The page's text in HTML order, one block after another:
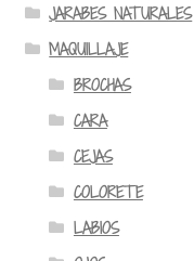
JARABES NATURALES
MAQUILLAJE
BROCHAS
CARA
CEJAS
COLORETE
LABIOS